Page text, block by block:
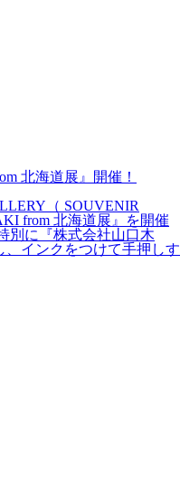
北海道展』開催！
（ SOUVENIR
from 北海道展』を開催
別に『株式会社山口木
インクをつけて手押しす